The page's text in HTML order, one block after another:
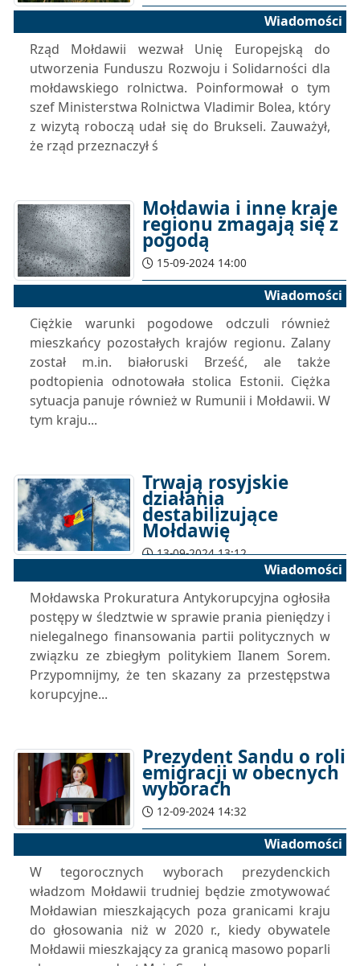
Wiadomości
Rząd Mołdawii wezwał Unię Europejską do
utworzenia Funduszu Rozwoju i Solidarności dla
mołdawskiego rolnictwa. Poinformował o tym
szef Ministerstwa Rolnictwa Vladimir Bolea, który
z wizytą roboczą udał się do Brukseli. Zauważył,
że rząd przeznaczył ś
Mołdawia i inne kraje
regionu zmagają się z
pogodą
15-09-2024 14:00
Wiadomości
Ciężkie warunki pogodowe odczuli również
mieszkańcy pozostałych krajów regionu. Zalany
został m.in. białoruski Brześć, ale także
podtopienia odnotowała stolica Estonii. Ciężka
sytuacja panuje również w Rumunii i Mołdawii. W
tym kraju...
Trwają rosyjskie
działania
destabilizujące
Mołdawię
13-09-2024 13:12
Wiadomości
Mołdawska Prokuratura Antykorupcyjna ogłosiła
postępy w śledztwie w sprawie prania pieniędzy i
nielegalnego finansowania partii politycznych w
związku ze zbiegłym politykiem Ilanem Sorem.
Przypomnijmy, że ten skazany za przestępstwa
korupcyjne...
Prezydent Sandu o roli
emigracji w obecnych
wyborach
12-09-2024 14:32
Wiadomości
W tegorocznych wyborach prezydenckich
władzom Mołdawii trudniej będzie zmotywować
Mołdawian mieszkających poza granicami kraju
do głosowania niż w 2020 r., kiedy obywatele
Mołdawii mieszkający za granicą masowo poparli